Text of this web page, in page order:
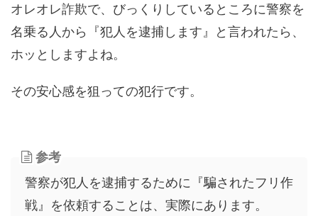
オレオレ詐欺で、びっくりしているところに警察を
名乗る人から『犯人を逮捕します』と言われたら、
ホッとしますよね。
その安心感を狙っての犯行です。
参考
警察が犯人を逮捕するために『騙されたフリ作
戦』を依頼することは、実際にあります。